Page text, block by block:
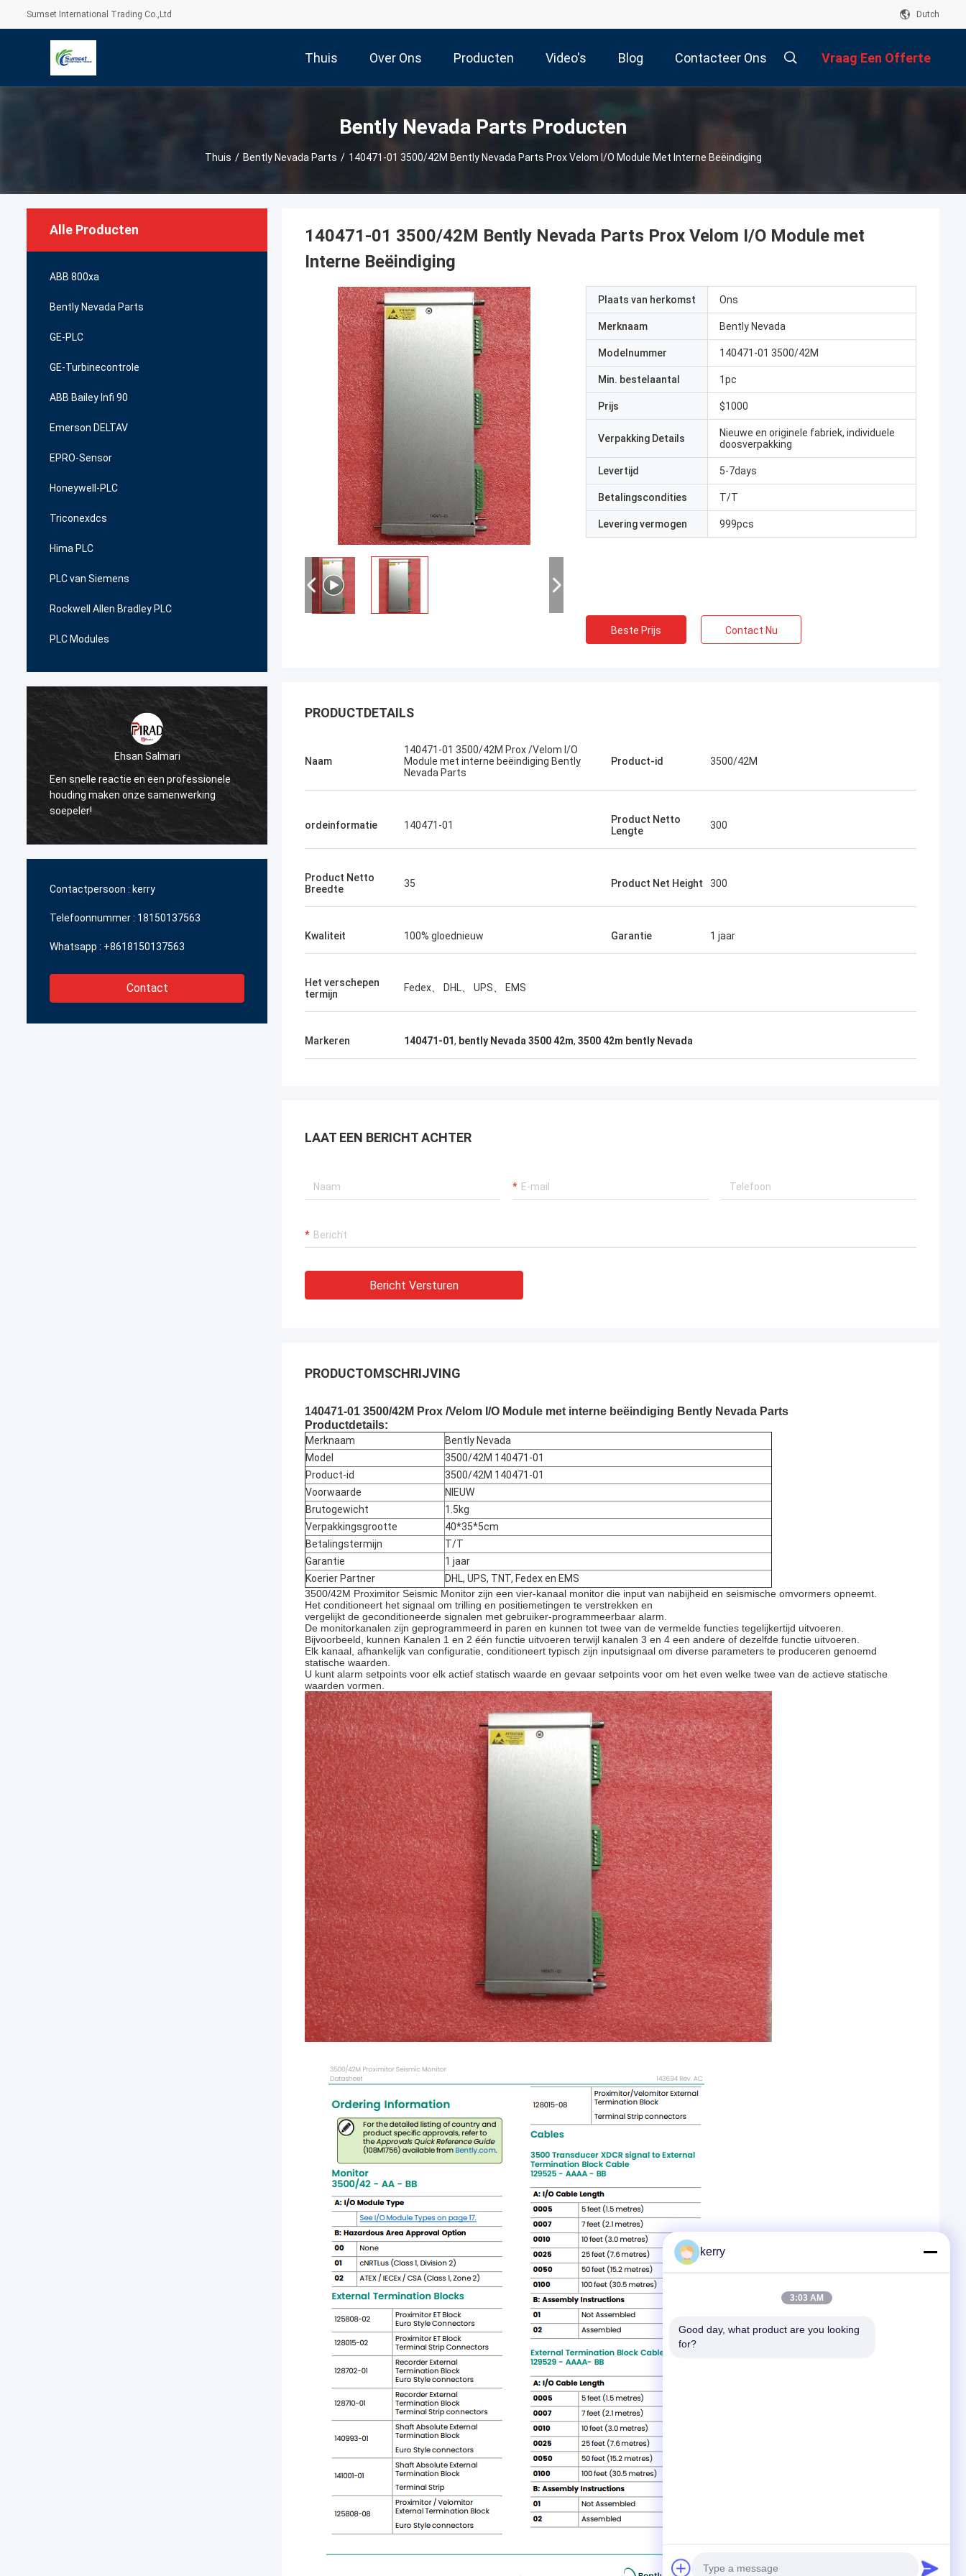
Sumset International Trading Co.,Ltd Dutch
Thuis Over Ons Producten Video's Blog Contacteer Ons Vraag Een Offerte
Bently Nevada Parts Producten
Thuis / Bently Nevada Parts / 140471-01 3500/42M Bently Nevada Parts Prox Velom I/O Module Met Interne Beëindiging
Alle Producten
ABB 800xa
Bently Nevada Parts
GE-PLC
GE-Turbinecontrole
ABB Bailey Infi 90
Emerson DELTAV
EPRO-Sensor
Honeywell-PLC
Triconexdcs
Hima PLC
PLC van Siemens
Rockwell Allen Bradley PLC
PLC Modules
Ehsan Salmari
Een snelle reactie en een professionele
houding maken onze samenwerking
soepeler!
Bruno Nascimento
Dank u voor uw voortdurende hulp en
steun bij het leveren van hoogwaardige en
Contactpersoon : kerry
Telefoonnummer : 18150137563
Whatsapp : +8618150137563
Contact
140471-01 3500/42M Bently Nevada Parts Prox Velom I/O Module met
Interne Beëindiging
Plaats van herkomst Ons
Merknaam Bently Nevada
Modelnummer 140471-01 3500/42M
Min. bestelaantal 1pc
Prijs $1000
Verpakking Details
Nieuwe en originele fabriek, individuele
doosverpakking
Levertijd 5-7days
Betalingscondities T/T
Levering vermogen 999pcs
Beste Prijs Contact Nu
PRODUCTDETAILS
Naam
140471-01 3500/42M Prox /Velom I/O
Module met interne beëindiging Bently
Nevada Parts
Product-id 3500/42M
ordeinformatie 140471-01
Product Netto
Lengte
300
Product Netto
Breedte
35 Product Net Height 300
Kwaliteit 100% gloednieuw Garantie 1 jaar
Het verschepen
termijn
Fedex、 DHL、 UPS、 EMS
Markeren 140471-01, bently Nevada 3500 42m, 3500 42m bently Nevada
LAAT EEN BERICHT ACHTER
Bericht Versturen
PRODUCTOMSCHRIJVING
140471-01 3500/42M Prox /Velom I/O Module met interne beëindiging Bently Nevada Parts
Productdetails:
Merknaam
Bently Nevada
Model
3500/42M 140471-01
Product-id
3500/42M 140471-01
Voorwaarde
NIEUW
Brutogewicht
1.5kg
Verpakkingsgrootte
40*35*5cm
Betalingstermijn
T/T
Garantie
1 jaar
Koerier Partner
DHL, UPS, TNT, Fedex en EMS
3500/42M Proximitor Seismic Monitor zijn een vier-kanaal monitor die input van nabijheid en seismische omvormers opneemt.
Het conditioneert het signaal om trilling en positiemetingen te verstrekken en
vergelijkt de geconditioneerde signalen met gebruiker-programmeerbaar alarm.
De monitorkanalen zijn geprogrammeerd in paren en kunnen tot twee van de vermelde functies tegelijkertijd uitvoeren.
Bijvoorbeeld, kunnen Kanalen 1 en 2 één functie uitvoeren terwijl kanalen 3 en 4 een andere of dezelfde functie uitvoeren.
Elk kanaal, afhankelijk van configuratie, conditioneert typisch zijn inputsignaal om diverse parameters te produceren genoemd
statische waarden.
U kunt alarm setpoints voor elk actief statisch waarde en gevaar setpoints voor om het even welke twee van de actieve statische
waarden vormen.
kerry
3:03 AM
Good day, what product are you looking
for?